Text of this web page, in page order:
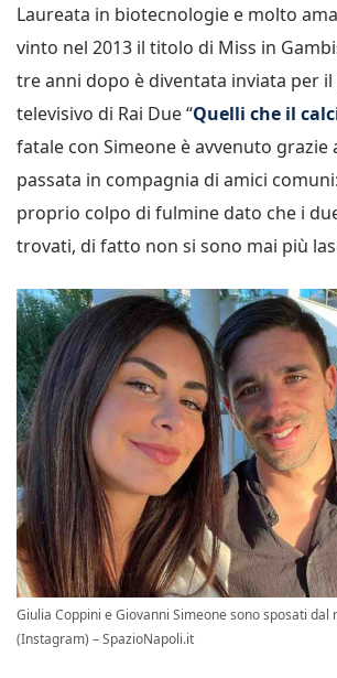
Laureata in biotecnologie e molto
vinto nel 2013 il titolo di Miss in
tre anni dopo è diventata inviata per
televisivo di Rai Due “Quelli che il
fatale con Simeone è avvenuto grazie
passata in compagnia di amici
proprio colpo di fulmine dato che i
trovati, di fatto non si sono mai più
Giulia Coppini e Giovanni Simeone sono sposati dal
(Instagram) – SpazioNapoli.it